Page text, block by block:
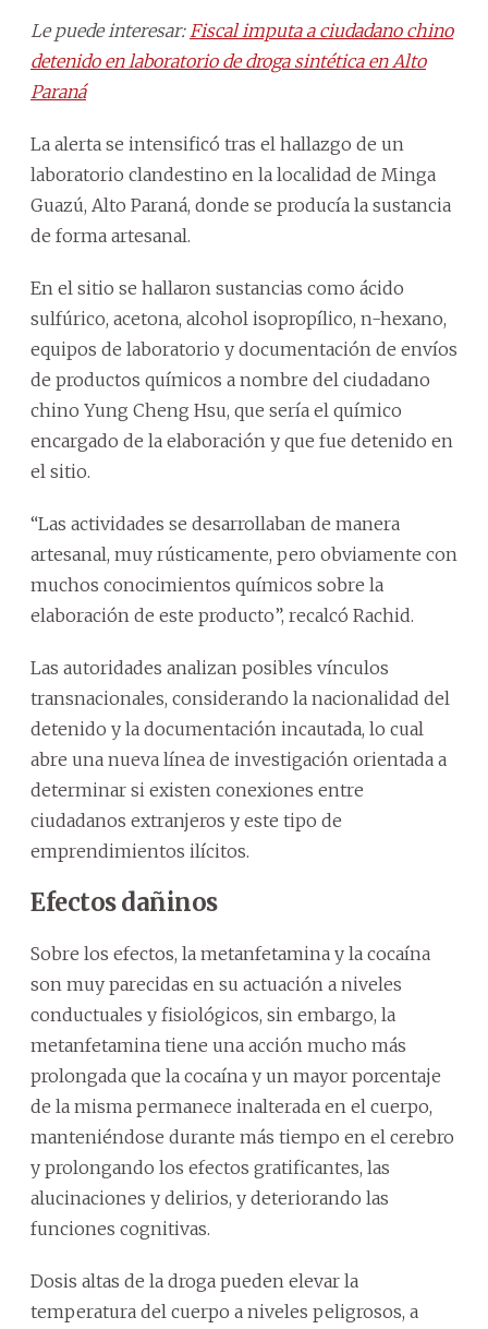
Le puede interesar: Fiscal imputa a ciudadano chino
detenido en laboratorio de droga sintética en Alto
Paraná
La alerta se intensificó tras el hallazgo de un
laboratorio clandestino en la localidad de Minga
Guazú, Alto Paraná, donde se producía la sustancia
de forma artesanal.
En el sitio se hallaron sustancias como ácido
sulfúrico, acetona, alcohol isopropílico, n-hexano,
equipos de laboratorio y documentación de envíos
de productos químicos a nombre del ciudadano
chino Yung Cheng Hsu, que sería el químico
encargado de la elaboración y que fue detenido en
el sitio.
“Las actividades se desarrollaban de manera
artesanal, muy rústicamente, pero obviamente con
muchos conocimientos químicos sobre la
elaboración de este producto”, recalcó Rachid.
Las autoridades analizan posibles vínculos
transnacionales, considerando la nacionalidad del
detenido y la documentación incautada, lo cual
abre una nueva línea de investigación orientada a
determinar si existen conexiones entre
ciudadanos extranjeros y este tipo de
emprendimientos ilícitos.
Efectos dañinos
Sobre los efectos, la metanfetamina y la cocaína
son muy parecidas en su actuación a niveles
conductuales y fisiológicos, sin embargo, la
metanfetamina tiene una acción mucho más
prolongada que la cocaína y un mayor porcentaje
de la misma permanece inalterada en el cuerpo,
manteniéndose durante más tiempo en el cerebro
y prolongando los efectos gratificantes, las
alucinaciones y delirios, y deteriorando las
funciones cognitivas.
Dosis altas de la droga pueden elevar la
temperatura del cuerpo a niveles peligrosos, a